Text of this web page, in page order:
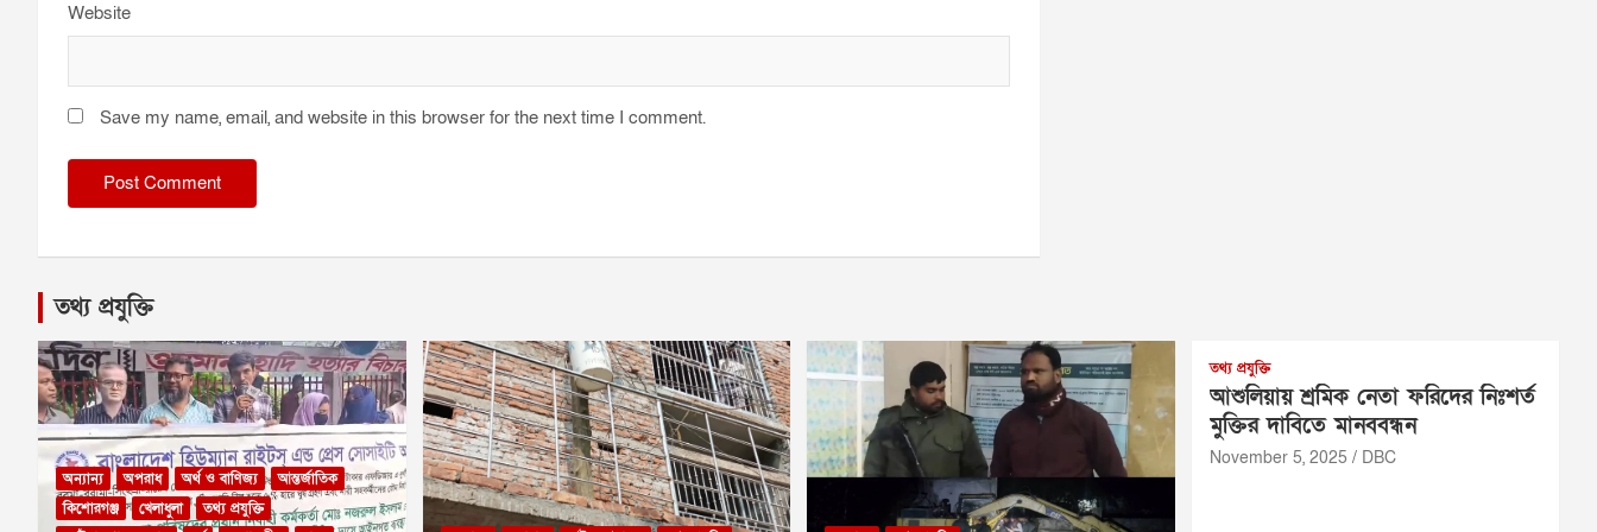
Website
Save my name, email, and website in this browser for the next time I comment.
তথ্য প্রযুক্তি
অন্যান্য অপরাধ অর্থ ও বাণিজ্য
আন্তর্জাতিক
কিশোরগঞ্জ
খেলাধুলা
তথ্য প্রযুক্তি
তথ্য প্রযুক্তি
আশুলিয়ায় শ্রমিক নেতা ফরিদের নিঃশর্ত
মুক্তির দাবিতে মানববন্ধন
November 5, 2025 DBC